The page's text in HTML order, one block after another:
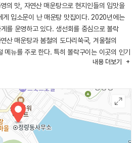
의 맛, 자연산 매운탕으로 현지인들의 입맛을
게 입소문이 난 매운탕 맛집이다. 2020년에는
를 운영하고 있다. 생선회를 중심으로 볼락
산 매운탕과 봄철의 도다리쑥국, 겨울철의
메뉴를 주로 한다. 특히 볼락구이는 이곳의 인기
을 내어 소금을 친 후 살짝 탈 정도로 익히면
을 낸 매운탕은 냄비에 나오는 것이 아닌
아내 맑고 개운한 게 특징이다. 근처에 통영
까워 함께 연계해 여행하는 것을 추천한다.
내용 더보기